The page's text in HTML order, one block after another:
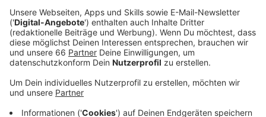
Veröffentlicht:Dienstag, 25.03.2025 06:06
Anzeige
Zu den Projekten gehören zum Beispiel eine
Neuausrichtung der Schadowstraße, mehr Kultur auf
dem Grabbeplatz oder die Altstadt und die